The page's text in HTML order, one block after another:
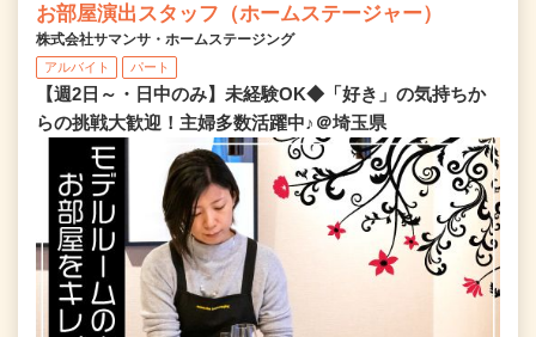
お部屋演出スタッフ（ホームステージャー）
株式会社サマンサ・ホームステージング
アルバイト パート
【週2日～・日中のみ】未経験OK◆「好き」の気持ちか
らの挑戦大歓迎！主婦多数活躍中♪＠埼玉県